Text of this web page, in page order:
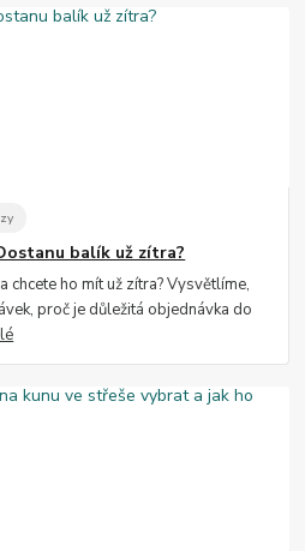
balík už zítra?
chcete ho mít už zítra? Vysvětlíme,
proč je důležitá objednávka do